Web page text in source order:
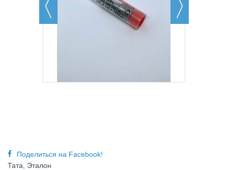
Поделиться на Facebook!
Тата, Эталон